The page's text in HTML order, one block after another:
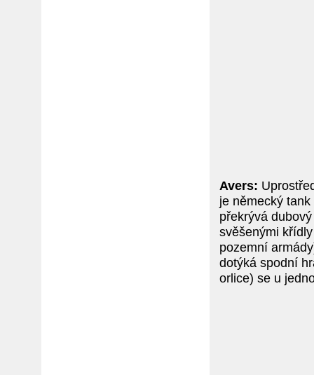
Avers:
je německý
překrývá
svěšenými
pozemní
dotýká spodní
orlice) se u